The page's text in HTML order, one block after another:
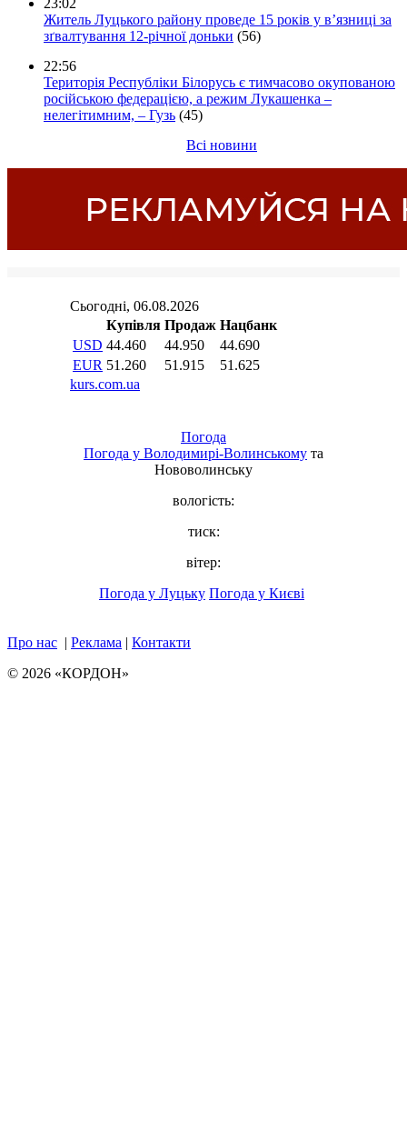
23:02
Житель Луцького району проведе 15 років у в’язниці за
зґвалтування 12-річної доньки (56)
22:56
Територія Республіки Білорусь є тимчасово окупованою
російською федерацією, а режим Лукашенка –
нелегітимним, – Гузь (45)
Всі новини
Погода
Погода у Володимирі-Волинському та
Нововолинську
вологість:
тиск:
вітер:
Погода у Луцьку Погода у Києві
Про нас | Реклама | Контакти
© 2026 «КОРДОН»